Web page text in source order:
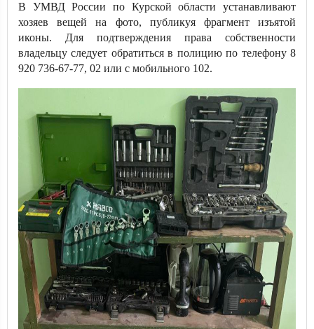
В УМВД России по Курской области устанавливают
хозяев вещей на фото, публикуя фрагмент изъятой
иконы. Для подтверждения права собственности
владельцу следует обратиться в полицию по телефону 8
920 736-67-77, 02 или с мобильного 102.